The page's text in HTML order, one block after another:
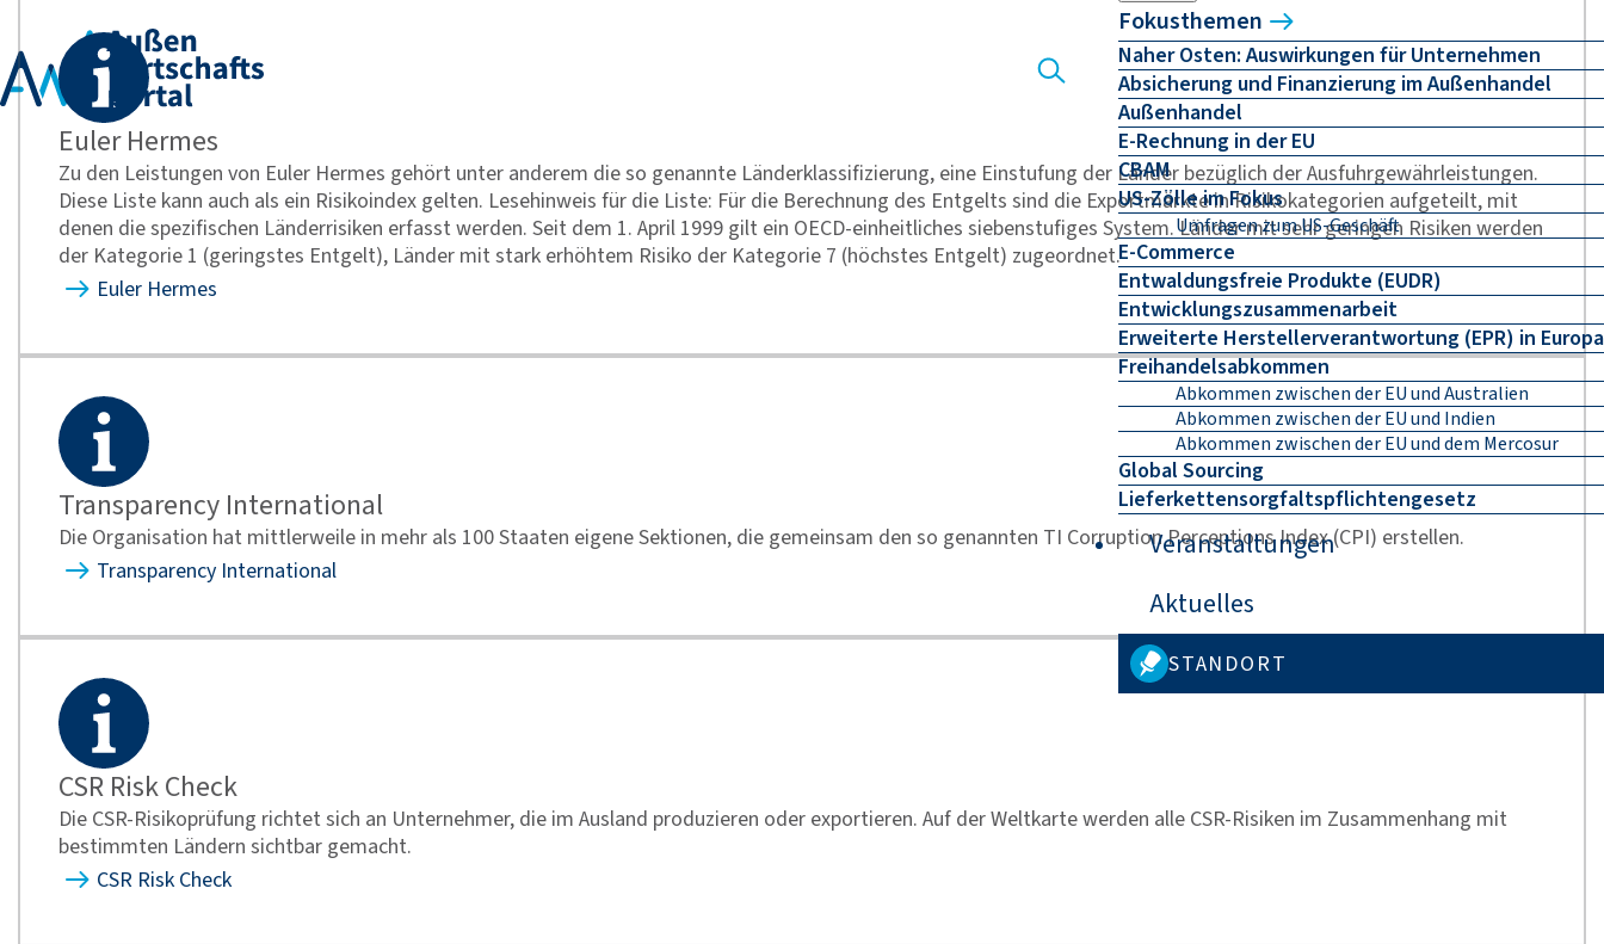
Fokusthemen
Naher Osten: Auswirkungen für Unternehmen
Absicherung und Finanzierung im Außenhandel
Außenhandel
E-Rechnung in der EU
CBAM
US-Zölle im Fokus
Umfragen zum US-Geschäft
E-Commerce
Entwaldungsfreie Produkte (EUDR)
Entwicklungszusammenarbeit
Erweiterte Herstellerverantwortung (EPR) in Europa
Freihandelsabkommen
Abkommen zwischen der EU und Australien
Abkommen zwischen der EU und Indien
Abkommen zwischen der EU und dem Mercosur
Global Sourcing
Lieferkettensorgfaltspflichtengesetz
Veranstaltungen
Aktuelles
STANDORT
Euler Hermes
Zu den Leistungen von Euler Hermes gehört unter anderem die so genannte Länderklassifizierung, eine Einstufung der Länder bezüglich der Ausfuhrgewährleistungen.
Diese Liste kann auch als ein Risikoindex gelten. Lesehinweis für die Liste: Für die Berechnung des Entgelts sind die Exportmärkte in Risikokategorien aufgeteilt, mit
denen die spezifischen Länderrisiken erfasst werden. Seit dem 1. April 1999 gilt ein OECD-einheitliches siebenstufiges System. Länder mit sehr geringen Risiken werden
der Kategorie 1 (geringstes Entgelt), Länder mit stark erhöhtem Risiko der Kategorie 7 (höchstes Entgelt) zugeordnet.
Euler Hermes
Transparency International
Die Organisation hat mittlerweile in mehr als 100 Staaten eigene Sektionen, die gemeinsam den so genannten TI Corruption Perceptions Index (CPI) erstellen.
Transparency International
CSR Risk Check
Die CSR-Risikoprüfung richtet sich an Unternehmer, die im Ausland produzieren oder exportieren. Auf der Weltkarte werden alle CSR-Risiken im Zusammenhang mit
bestimmten Ländern sichtbar gemacht.
CSR Risk Check